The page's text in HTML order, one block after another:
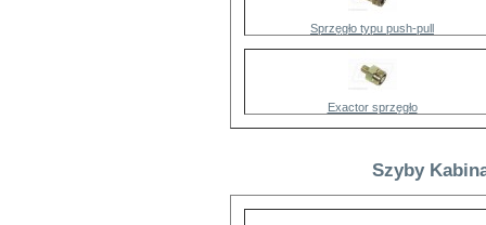
Sprzęgło typu push-pull
Exactor sprzęgło
Szyby